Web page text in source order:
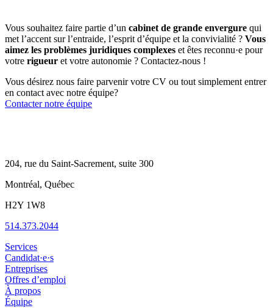
Vous souhaitez faire partie d’un cabinet de grande envergure qui
met l’accent sur l’entraide, l’esprit d’équipe et la convivialité ? Vous
aimez les problèmes juridiques complexes et êtes reconnu·e pour
votre rigueur et votre autonomie ? Contactez-nous !
Vous désirez nous faire parvenir votre CV ou tout simplement entrer
en contact avec notre équipe?
Contacter notre équipe
204, rue du Saint-Sacrement, suite 300
Montréal, Québec
H2Y 1W8
514.373.2044
Services
Candidat·e·s
Entreprises
Offres d’emploi
À propos
Équipe